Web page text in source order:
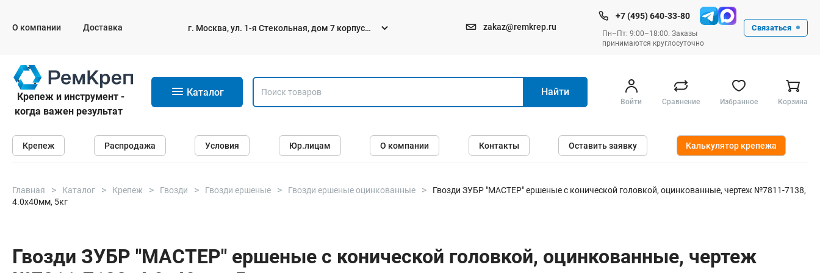
О компании Доставка
г. Москва, ул. 1-я Стекольная, дом 7 корпус
zakaz@remkrep.ru
+7 (495) 640-33-80
Пн–Пт: 9:00–18:00. Заказы
принимаются круглосуточно
Связаться
Крепеж и инструмент -
когда важен результат
Каталог
Крепеж
Анкеры
Саморезы и шурупы
Гвозди
Электро и бензоинструменты
Перфораторы
Ручные инструменты
Малярные
Столярные
Найти
Войти Сравнение Избранное Корзина
Крепеж Распродажа Условия Юр.лицам О компании Контакты Оставить заявку Калькулятор крепежа
Главная Каталог Крепеж Гвозди Гвозди ершеные Гвозди ершеные оцинкованные
Гвозди ЗУБР "МАСТЕР" ершеные с конической головкой, оцинкованные, чертеж №7811-7138,
4.0х40мм, 5кг
Гвозди ЗУБР "МАСТЕР" ершеные с конической головкой, оцинкованные, чертеж